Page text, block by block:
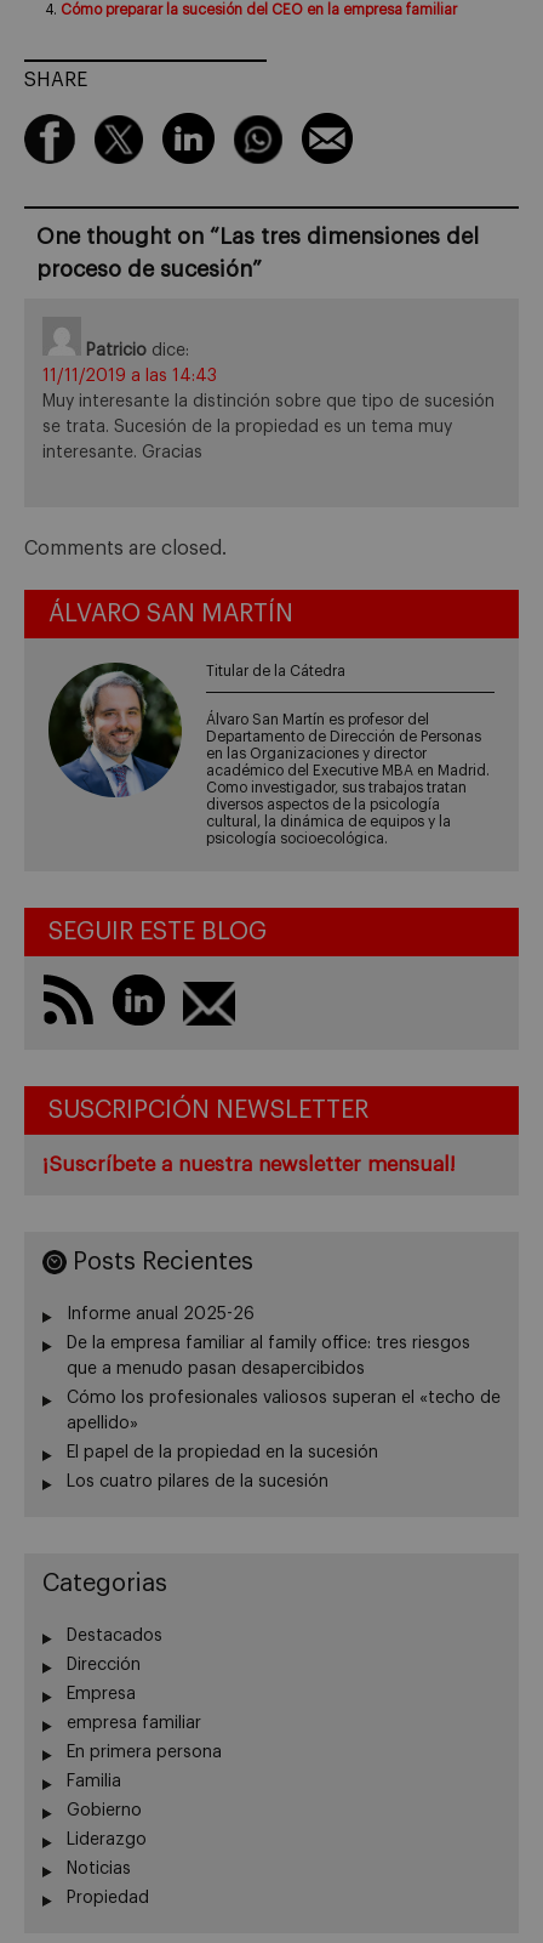
Cómo preparar la sucesión del CEO en la empresa familiar
SHARE
One thought on “ Las tres dimensiones del
proceso de sucesión”
Patricio dice:
11/11/2019 a las 14:43
Muy interesante la distinción sobre que tipo de sucesión
se trata. Sucesión de la propiedad es un tema muy
interesante. Gracias
Comments are closed.
ÁLVARO SAN MARTÍN
Titular de la Cátedra
Álvaro San Martín es profesor del
Departamento de Dirección de Personas
en las Organizaciones y director
académico del Executive MBA en Madrid.
Como investigador, sus trabajos tratan
diversos aspectos de la psicología
cultural, la dinámica de equipos y la
psicología socioecológica.
SEGUIR ESTE BLOG
SUSCRIPCIÓN NEWSLETTER
¡Suscríbete a nuestra newsletter mensual!
Posts Recientes
Informe anual 2025-26
De la empresa familiar al family office: tres riesgos
que a menudo pasan desapercibidos
Cómo los profesionales valiosos superan el «techo de
apellido»
El papel de la propiedad en la sucesión
Los cuatro pilares de la sucesión
Categorias
Destacados
Dirección
Empresa
empresa familiar
En primera persona
Familia
Gobierno
Liderazgo
Noticias
Propiedad